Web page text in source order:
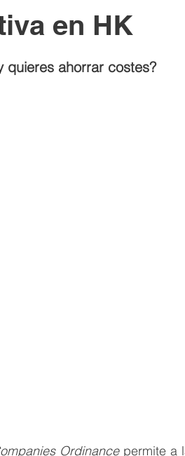
en HK
quieres ahorrar costes?
Ordinance permite a